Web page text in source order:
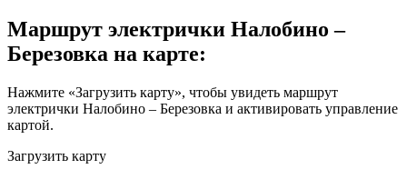
Маршрут электрички Налобино –
Березовка на карте:
Нажмите «Загрузить карту», чтобы увидеть маршрут
электрички Налобино – Березовка и активировать управление
картой.
Загрузить карту